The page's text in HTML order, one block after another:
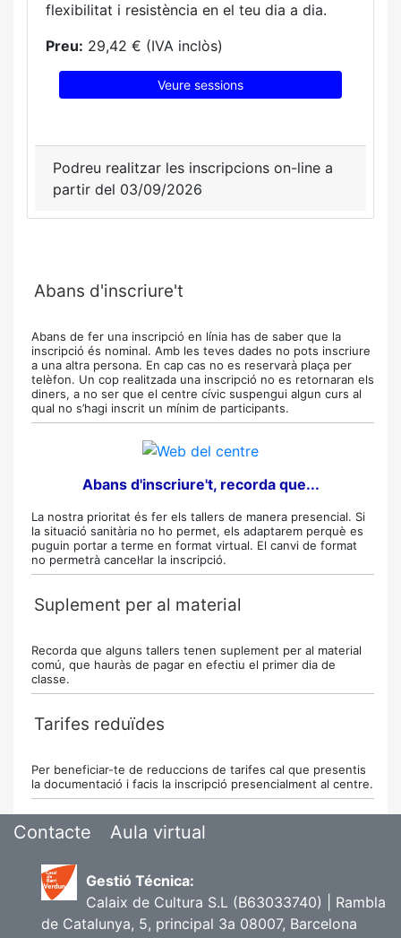
flexibilitat i resistència en el teu dia a dia.
Preu: 29,42 € (IVA inclòs)
Veure sessions
Podreu realitzar les inscripcions on-line a
partir del 03/09/2026
Abans d'inscriure't
Abans de fer una inscripció en línia has de saber que la
inscripció és nominal. Amb les teves dades no pots inscriure
a una altra persona. En cap cas no es reservarà plaça per
telèfon. Un cop realitzada una inscripció no es retornaran els
diners, a no ser que el centre cívic suspengui algun curs al
qual no s’hagi inscrit un mínim de participants.
Abans d'inscriure't, recorda que...
La nostra prioritat és fer els tallers de manera presencial. Si
la situació sanitària no ho permet, els adaptarem perquè es
puguin portar a terme en format virtual. El canvi de format
no permetrà cancel·lar la inscripció.
Suplement per al material
Recorda que alguns tallers tenen suplement per al material
comú, que hauràs de pagar en efectiu el primer dia de
classe.
Tarifes reduïdes
Per beneficiar-te de reduccions de tarifes cal que presentis
la documentació i facis la inscripció presencialment al centre.
Contacte Aula virtual
Gestió Técnica:
Calaix de Cultura S.L (B63033740) | Rambla
de Catalunya, 5, principal 3a 08007, Barcelona